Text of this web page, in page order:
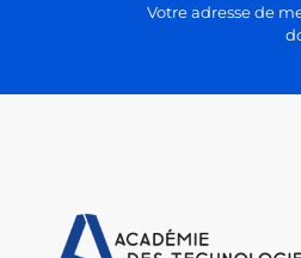
Votre adresse de